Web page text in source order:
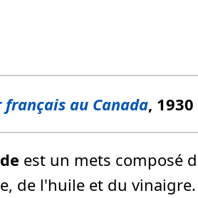
au Canada, 1930
est un mets composé
de l'huile et du